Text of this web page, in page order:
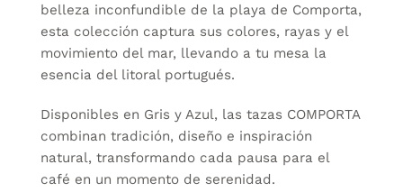
belleza inconfundible de la playa de Comporta,
esta colección captura sus colores, rayas y el
movimiento del mar, llevando a tu mesa la
esencia del litoral portugués.
Disponibles en Gris y Azul, las tazas COMPORTA
combinan tradición, diseño e inspiración
natural, transformando cada pausa para el
café en un momento de serenidad.